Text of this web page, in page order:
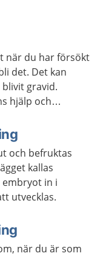
när du har försökt
det. Det kan
gravid.
hjälp och
och befruktas
kallas
embryot in i
utvecklas.
när du är som